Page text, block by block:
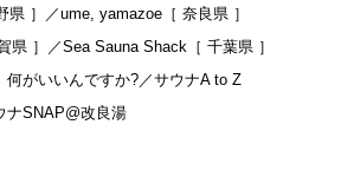
県 ］／ume, yamazoe［ 奈良県 ］
県 ］／Sea Sauna Shack［ 千葉県 ］
何がいいんですか?／サウナA to Z
ナSNAP@改良湯